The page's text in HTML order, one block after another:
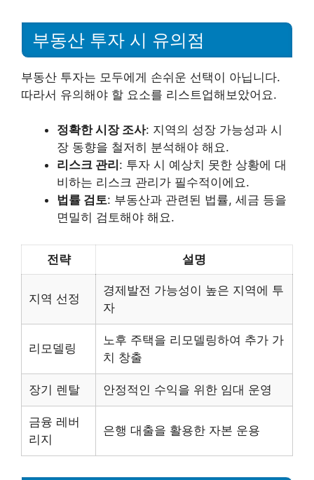
부동산 투자 시 유의점
부동산 투자는 모두에게 손쉬운 선택이 아닙니다.
따라서 유의해야 할 요소를 리스트업해보았어요.
정확한 시장 조사: 지역의 성장 가능성과 시
장 동향을 철저히 분석해야 해요.
리스크 관리 : 투자 시 예상치 못한 상황에 대
비하는 리스크 관리가 필수적이에요.
법률 검토: 부동산과 관련된 법률, 세금 등을
면밀히 검토해야 해요.
전략 설명
지역 선정
경제발전 가능성이 높은 지역에 투
자
리모델링
노후 주택을 리모델링하여 추가 가
치 창출
장기 렌탈 안정적인 수익을 위한 임대 운영
금융 레버
리지
은행 대출을 활용한 자본 운용